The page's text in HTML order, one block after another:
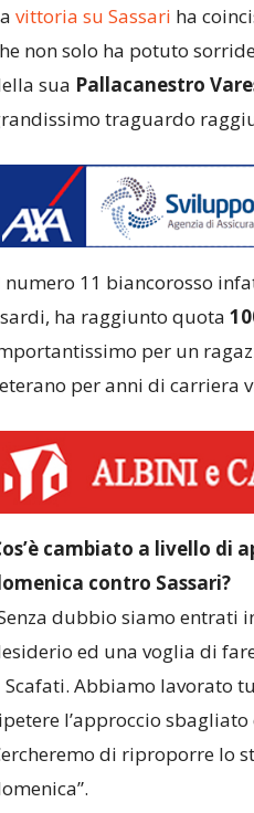
vittoria su Sassari ha
non solo ha potuto
sua Pallacanestro
traguardo
numero 11 biancorosso
ha raggiunto quota
per un
per anni di carriera
cambiato a livello di
contro Sassari?
dubbio siamo entrati
ed una voglia di
Scafati. Abbiamo lavorato
l’approccio
di riproporre lo